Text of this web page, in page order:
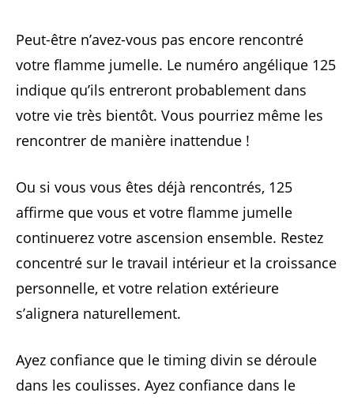
Peut-être n’avez-vous pas encore rencontré
votre flamme jumelle. Le numéro angélique 125
indique qu’ils entreront probablement dans
votre vie très bientôt. Vous pourriez même les
rencontrer de manière inattendue !
Ou si vous vous êtes déjà rencontrés, 125
affirme que vous et votre flamme jumelle
continuerez votre ascension ensemble. Restez
concentré sur le travail intérieur et la croissance
personnelle, et votre relation extérieure
s’alignera naturellement.
Ayez confiance que le timing divin se déroule
dans les coulisses. Ayez confiance dans le